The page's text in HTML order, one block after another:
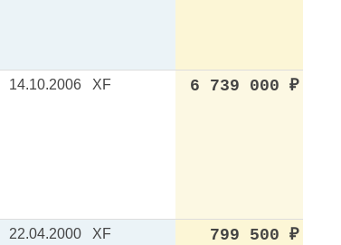
14.10.2006 XF 6 739 000 ₽
22.04.2000 XF 799 500 ₽